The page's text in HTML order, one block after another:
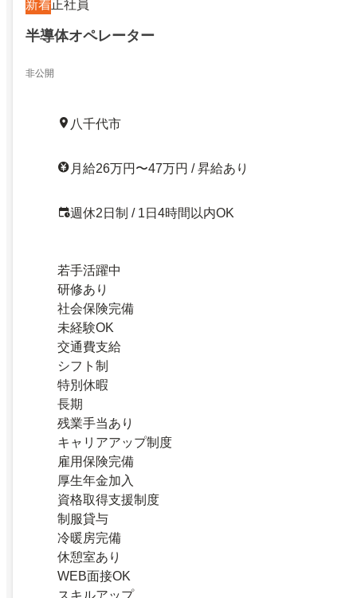
新着正社員
半導体オペレーター
非公開
八千代市
月給26万円〜47万円 / 昇給あり
週休2日制 / 1日4時間以内OK
若手活躍中
研修あり
社会保険完備
未経験OK
交通費支給
シフト制
特別休暇
長期
残業手当あり
キャリアアップ制度
雇用保険完備
厚生年金加入
資格取得支援制度
制服貸与
冷暖房完備
休憩室あり
WEB面接OK
スキルアップ